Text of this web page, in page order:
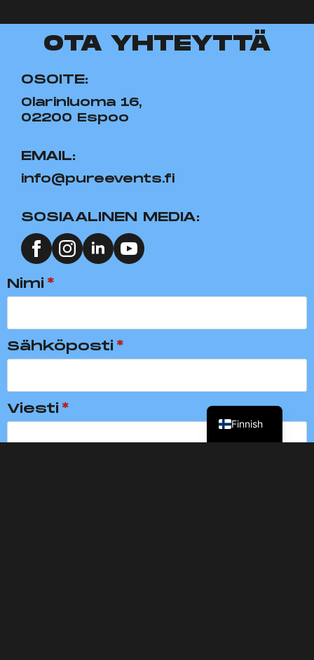
OTA YHTEYTTÄ
OSOITE:
Olarinluoma 16,
02200 Espoo
EMAIL:
info@pureevents.fi
SOSIAALINEN MEDIA:
Nimi *
Sähköposti *
Viesti *
Finnish
English